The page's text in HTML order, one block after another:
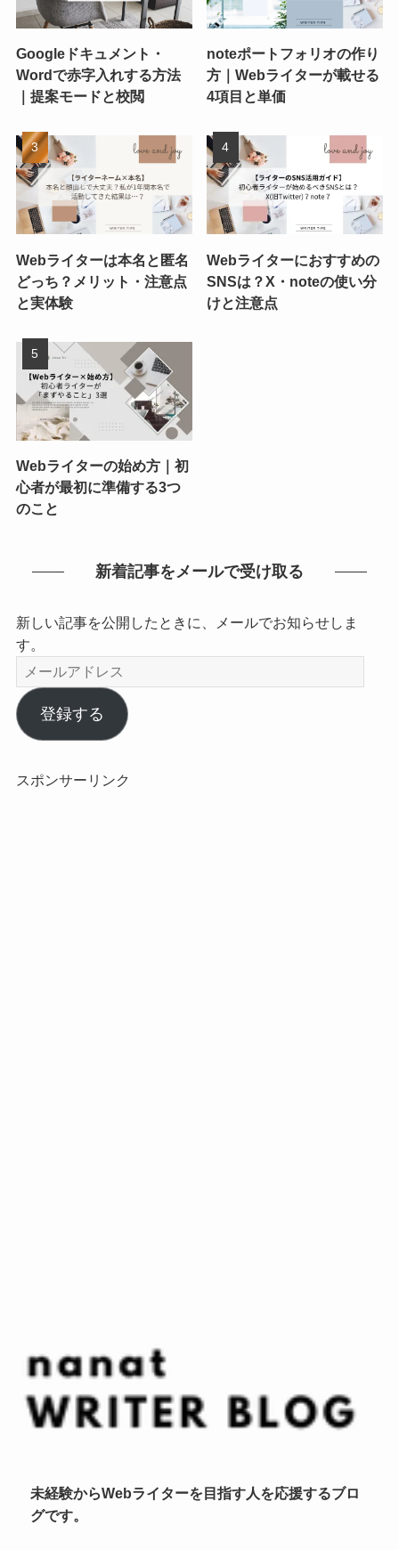
Googleドキュメント・
Wordで赤字入れする方法
｜提案モードと校閲
noteポートフォリオの作り
方｜Webライターが載せる
4項目と単価
Webライターは本名と匿名
どっち？メリット・注意点
と実体験
Webライターにおすすめの
SNSは？X・noteの使い分
けと注意点
Webライターの始め方｜初
心者が最初に準備する3つ
のこと
新着記事をメールで受け取る
新しい記事を公開したときに、メールでお知らせしま
す。
メ
ー
ル
ア
レ
登録する
スポンサーリンク
未経験からWebライターを目指す人を応援するブロ
グです。